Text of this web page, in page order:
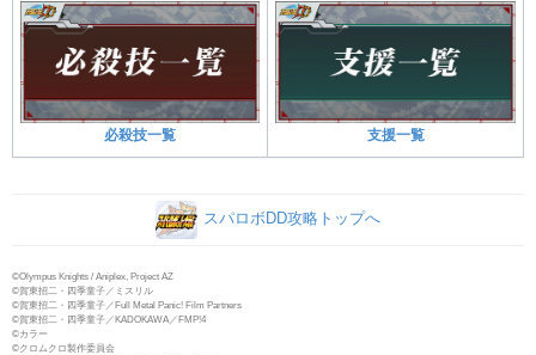
必殺技一覧 支援一覧
スパロボDD攻略トップへ
©Olympus Knights / Aniplex, Project AZ
©賀東招二・四季童子／ミスリル
©賀東招二・四季童子／Full Metal Panic! Film Partners
©賀東招二・四季童子／KADOKAWA／FMP!4
©カラー
©クロムクロ製作委員会